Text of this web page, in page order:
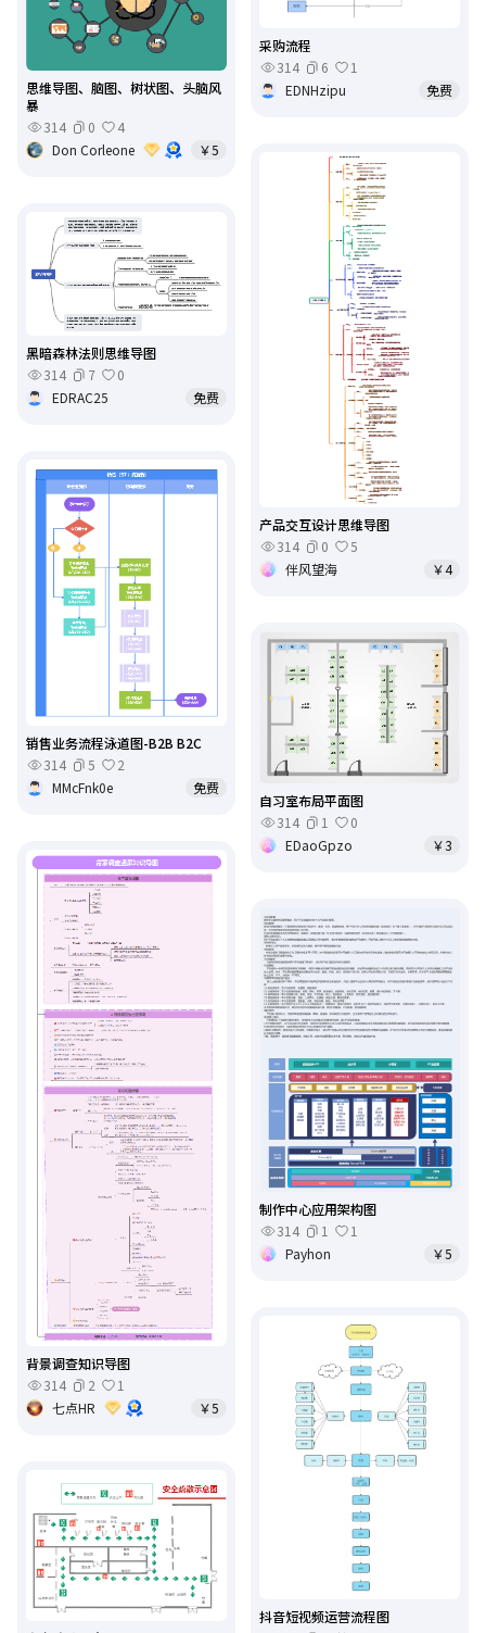
采购流程
314
6
1
EDNHzipu
免费
思维导图、脑图、树状图、头脑风
暴
314
0
4
Don Corleone
￥5
产品交互设计思维导图
314
0
5
伴风望海
￥4
黑暗森林法则思维导图
314
7
0
EDRAC25
免费
销售业务流程泳道图-B2B B2C
314
5
2
MMcFnk0e
免费
自习室布局平面图
314
1
0
EDaoGpzo
￥3
背景调查知识导图
314
2
1
七点HR
￥5
制作中心应用架构图
314
1
1
Payhon
￥5
抖音短视频运营流程图